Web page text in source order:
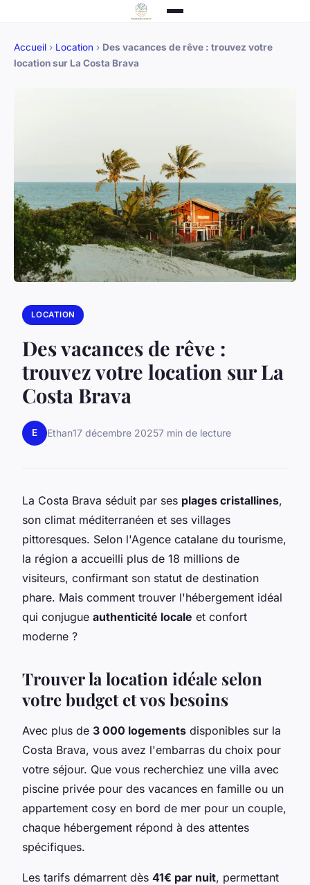
Accueil › Location › Des vacances de rêve : trouvez votre
location sur La Costa Brava
LOCATION
Des vacances de rêve :
trouvez votre location sur La
Costa Brava
E Ethan17 décembre 20257 min de lecture
La Costa Brava séduit par ses plages cristallines,
son climat méditerranéen et ses villages
pittoresques. Selon l'Agence catalane du tourisme,
la région a accueilli plus de 18 millions de
visiteurs, confirmant son statut de destination
phare. Mais comment trouver l'hébergement idéal
qui conjugue authenticité locale et confort
moderne ?
Trouver la location idéale selon
votre budget et vos besoins
Avec plus de 3 000 logements disponibles sur la
Costa Brava, vous avez l'embarras du choix pour
votre séjour. Que vous recherchiez une villa avec
piscine privée pour des vacances en famille ou un
appartement cosy en bord de mer pour un couple,
chaque hébergement répond à des attentes
spécifiques.
Les tarifs démarrent dès 41€ par nuit, permettant